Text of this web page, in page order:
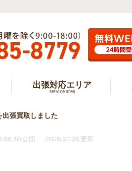
出張対応エリア
service area
出張買取しました
公開
2026.07.06 更新